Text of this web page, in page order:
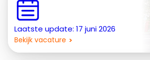
Laatste update: 17 juni 2026
Bekijk vacature